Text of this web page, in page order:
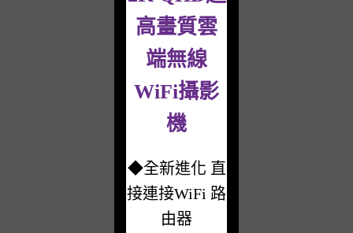
高畫質雲
端無線
WiFi攝影
機
◆全新進化 直
接連接WiFi 路
由器